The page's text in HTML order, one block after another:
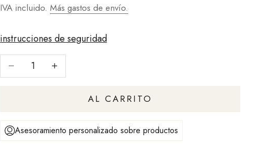
IVA incluido. Más gastos de envío.
instrucciones de seguridad
Reducir cantidadAumentar la cantidad
AL CARRITO
Asesoramiento personalizado sobre productos